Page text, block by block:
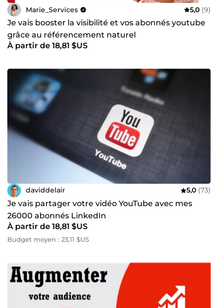
Marie_Services 5,0 (9)
Je vais booster la visibilité et vos abonnés youtube
grâce au référencement naturel
À partir de 18,81 $US
daviddelair 5,0 (73)
Je vais partager votre vidéo YouTube avec mes
26000 abonnés LinkedIn
À partir de 18,81 $US
Budget moyen : 23,11 $US